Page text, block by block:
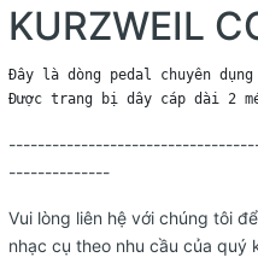
KURZWEIL
Đây là dòng pedal chuyên
Được trang bị dây cáp dài 2
--------------
Vui lòng liên hệ với chúng tôi
nhạc cụ theo nhu cầu của quý